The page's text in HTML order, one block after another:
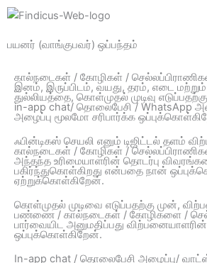
பயனர் (வாங்குபவர்) ஒப்பந்தம்
கால்நடைகள் / கோழிகள் /
இனம், இருப்பிடம், வயது, தரம், எடை
துல்லியத்தை, கொள்முதல் முடிவு
in-app chat/ தொலைபேசி / WhatsApp
அழைப்பு மூலமோ சரிபார்க்க
ஃபின்டிகஸ் செயலி எனும் டிஜிட்டல் தளம்
கால்நடைகள் / கோழிகள் /
அந்தந்த உரிமையாளரின் தொடர்பு
பகிர்ந்துகொள்கிறது என்பதை நான்
ஏற்றுக்கொள்கிறேன்.
கொள்முதல் முடிவை எடுப்பதற்கு முன்,
பண்ணை / கால்நடைகள் / கோழிகளை /
பார்வையிட அனுமதிப்பது
ஒப்புக்கொள்கிறேன்.
In-app chat / தொலைபேசி அழைப்பு/